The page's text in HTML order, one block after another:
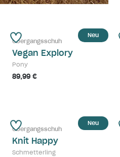
Neu
Übergangsschuh
Vegan Explory
Pony
89,99 €
Neu
Übergangsschuh
Knit Happy
Schmetterling